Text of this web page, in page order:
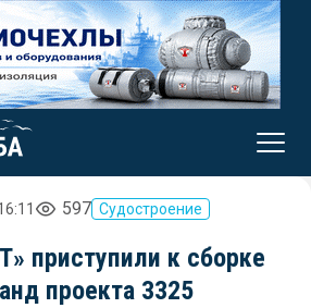
597 Судостроение
приступили к сборке
проекта 3325